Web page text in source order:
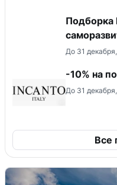
Подборка
До 31
-10% на
До 31
Все